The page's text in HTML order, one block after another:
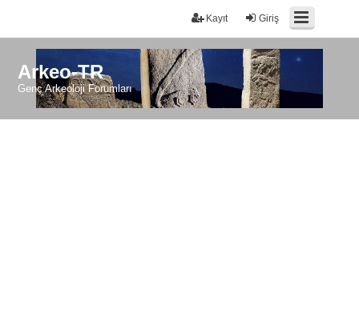
Giriş
Kayıt
Arkeo-TR
Genç Arkeoloji Forumları